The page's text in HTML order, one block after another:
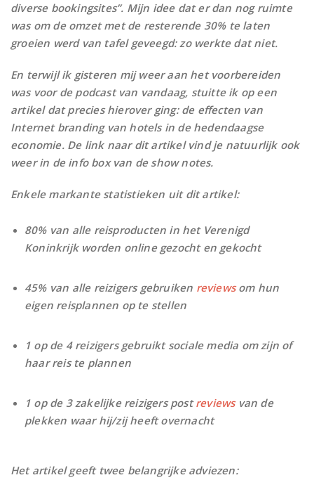
diverse bookingsites”. Mijn idee dat er dan nog ruimte
was om de omzet met de resterende 30% te laten
groeien werd van tafel geveegd: zo werkte dat niet.
En terwijl ik gisteren mij weer aan het voorbereiden
was voor de podcast van vandaag, stuitte ik op een
artikel dat precies hierover ging: de effecten van
Internet branding van hotels in de hedendaagse
economie. De link naar dit artikel vind je natuurlijk ook
weer in de info box van de show notes.
Enkele markante statistieken uit dit artikel:
80% van alle reisproducten in het Verenigd
Koninkrijk worden online gezocht en gekocht
45% van alle reizigers gebruiken reviewsom hun
eigen reisplannen op te stellen
1 op de 4 reizigers gebruikt sociale media om zijn of
haar reis te plannen
1 op de 3 zakelijke reizigers postreviewsvan de
plekken waar hij/zij heeft overnacht
Het artikel geeft twee belangrijke adviezen: